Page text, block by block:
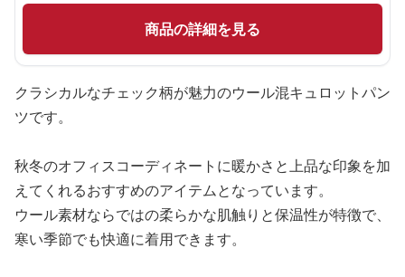
商品の詳細を見る
クラシカルなチェック柄が魅力のウール混キュロットパン
ツです。
秋冬のオフィスコーディネートに暖かさと上品な印象を加
えてくれるおすすめのアイテムとなっています。
ウール素材ならではの柔らかな肌触りと保温性が特徴で、
寒い季節でも快適に着用できます。